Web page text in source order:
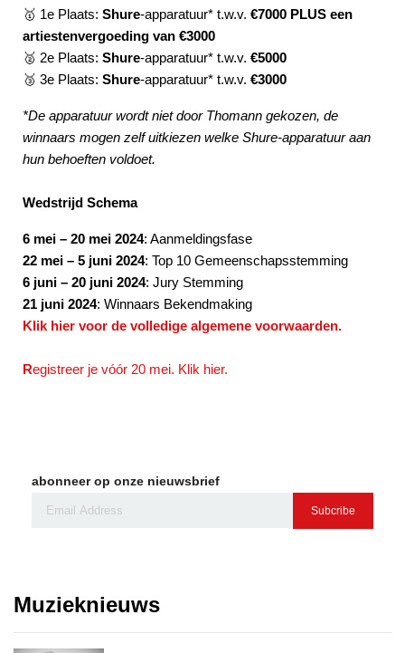
🥇 1e Plaats: Shure-apparatuur* t.w.v. €7000 PLUS een
artiestenvergoeding van €3000
🥈 2e Plaats: Shure-apparatuur* t.w.v. €5000
🥉 3e Plaats: Shure-apparatuur* t.w.v. €3000
*De apparatuur wordt niet door Thomann gekozen, de
winnaars mogen zelf uitkiezen welke Shure-apparatuur aan
hun behoeften voldoet.
Wedstrijd Schema
6 mei – 20 mei 2024: Aanmeldingsfase
22 mei – 5 juni 2024: Top 10 Gemeenschapsstemming
6 juni – 20 juni 2024: Jury Stemming
21 juni 2024: Winnaars Bekendmaking
Klik hier voor de volledige algemene voorwaarden.
Registreer je vóór 20 mei. Klik hier.
abonneer op onze nieuwsbrief
Subcribe
Muzieknieuws